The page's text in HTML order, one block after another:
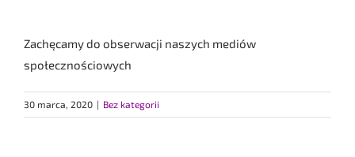
Zachęcamy do obserwacji naszych mediów
społecznościowych
30 marca, 2020 | Bez kategorii